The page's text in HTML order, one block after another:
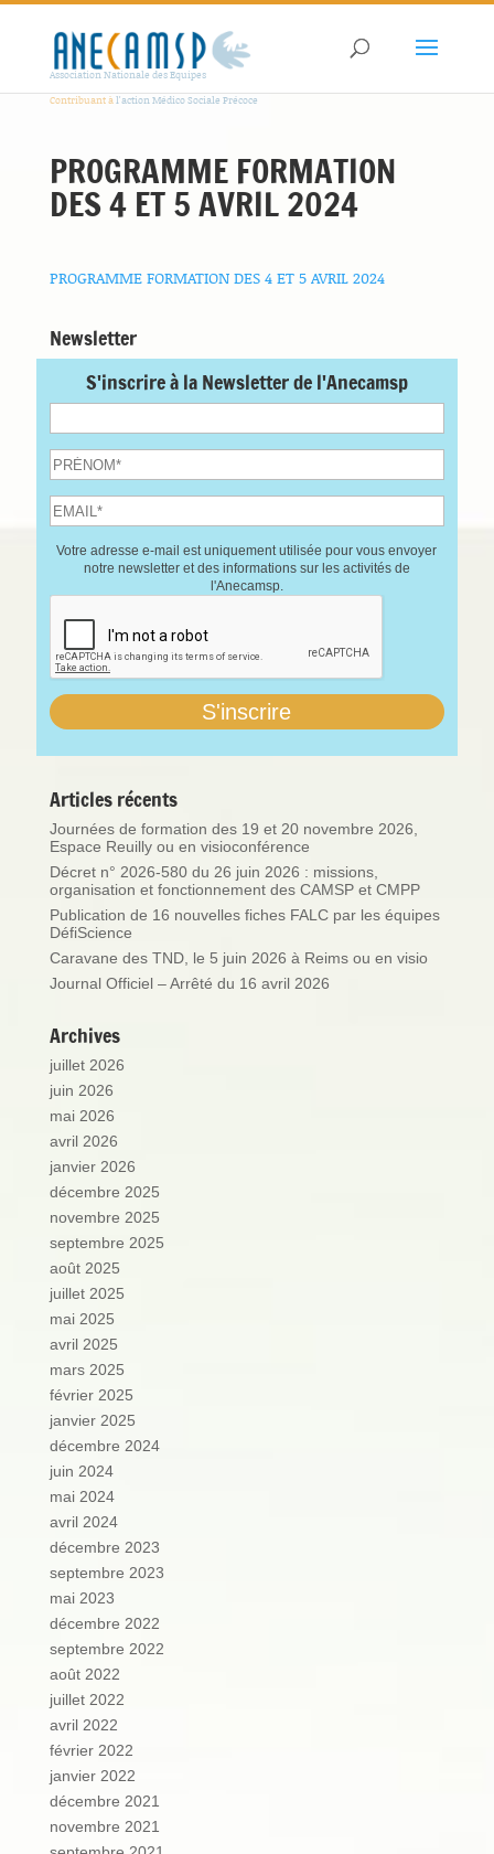
Association Nationale des Equipes
Contribuant àl'action Médico Sociale Précoce
PROGRAMME FORMATION
DES 4 ET 5 AVRIL 2024
PROGRAMME FORMATION DES 4 ET 5 AVRIL 2024
Newsletter
S'inscrire à la Newsletter de l'Anecamsp
Votre adresse e-mail est uniquement utilisée pour vous envoyer
notre newsletter et des informations sur les activités de
l'Anecamsp.
Articles récents
Journées de formation des 19 et 20 novembre 2026,
Espace Reuilly ou en visioconférence
Décret n° 2026-580 du 26 juin 2026 : missions,
organisation et fonctionnement des CAMSP et CMPP
Publication de 16 nouvelles fiches FALC par les équipes
DéfiScience
Caravane des TND, le 5 juin 2026 à Reims ou en visio
Journal Officiel – Arrêté du 16 avril 2026
Archives
juillet 2026
juin 2026
mai 2026
avril 2026
janvier 2026
décembre 2025
novembre 2025
septembre 2025
août 2025
juillet 2025
mai 2025
avril 2025
mars 2025
février 2025
janvier 2025
décembre 2024
juin 2024
mai 2024
avril 2024
décembre 2023
septembre 2023
mai 2023
décembre 2022
septembre 2022
août 2022
juillet 2022
avril 2022
février 2022
janvier 2022
décembre 2021
novembre 2021